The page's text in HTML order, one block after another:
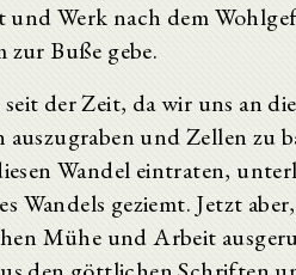
Werk nach dem
Buße gebe.
der Zeit, da wir uns an
und Zellen zu
Wandel eintraten,
Wandels geziemt. Jetzt
Mühe und Arbeit